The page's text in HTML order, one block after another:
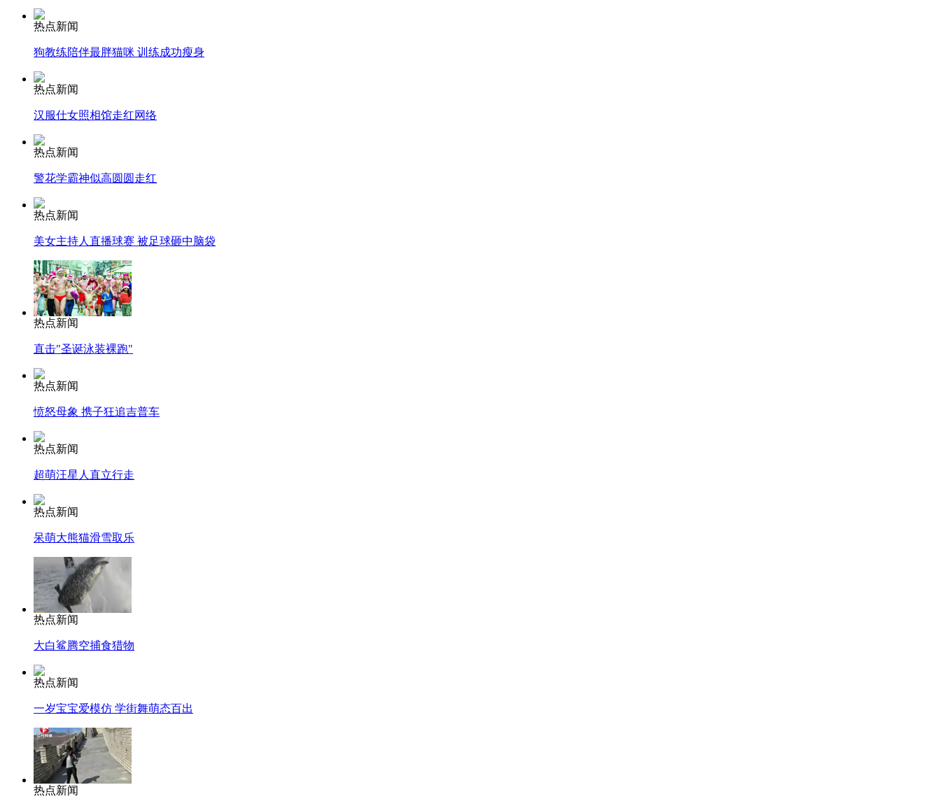
消防员救轻生者
纽约上演“枕头大战”
司机酒驾遇交警 急速倒车逃窜
热点新闻
狗教练陪伴最胖猫咪 训练成功瘦身
热点新闻
汉服仕女照相馆走红网络
热点新闻
警花学霸神似高圆圆走红
热点新闻
美女主持人直播球赛 被足球砸中脑袋
热点新闻
直击"圣诞泳装裸跑"
热点新闻
愤怒母象 携子狂追吉普车
热点新闻
超萌汪星人直立行走
热点新闻
呆萌大熊猫滑雪取乐
热点新闻
大白鲨腾空捕食猎物
热点新闻
一岁宝宝爱模仿 学街舞萌态百出
热点新闻